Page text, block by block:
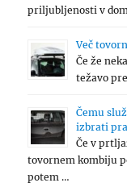
priljubljenosti v
Več
Če že
težavo
Čemu
izbrati
Če v
tovornem kombiju
potem …